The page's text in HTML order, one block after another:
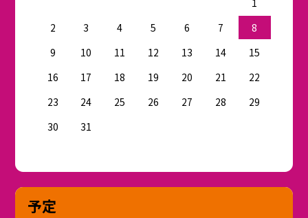
2
3 4 5 6 7
8
9
10 11 12 13 14
15
16
17 18 19 20 21
22
23
24 25 26 27 28
29
30
31
予定